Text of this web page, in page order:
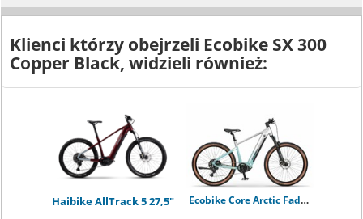
Klienci którzy obejrzeli Ecobike SX 300
Copper Black, widzieli również:
Haibike AllTrack 5 27,5" Ecobike Core Arctic Fade 1008 Wh